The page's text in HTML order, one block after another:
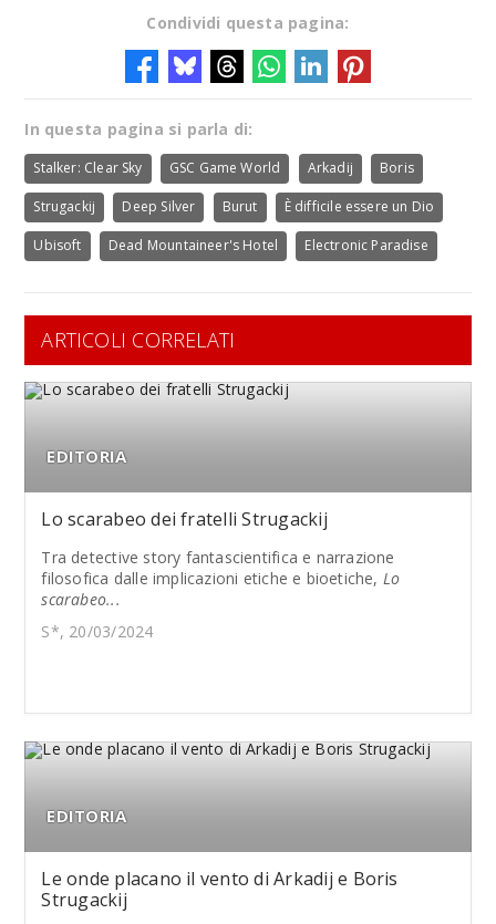
Condividi questa pagina:
In questa pagina si parla di:
Stalker: Clear Sky GSC Game World Arkadij Boris
Strugackij Deep Silver Burut È difficile essere un Dio
Ubisoft Dead Mountaineer's Hotel Electronic Paradise
ARTICOLI CORRELATI
EDITORIA
Lo scarabeo dei fratelli Strugackij
Tra detective story fantascientifica e narrazione
filosofica dalle implicazioni etiche e bioetiche, Lo
scarabeo...
S*, 20/03/2024
EDITORIA
Le onde placano il vento di Arkadij e Boris
Strugackij